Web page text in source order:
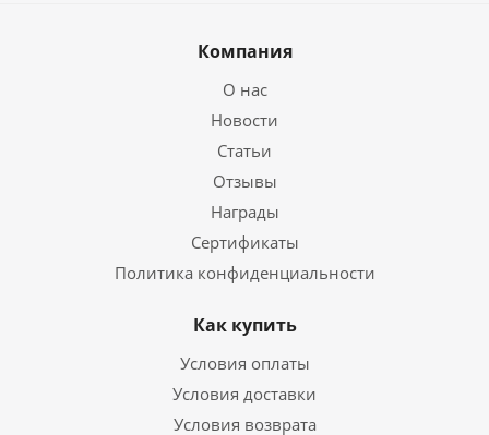
Компания
О нас
Новости
Статьи
Отзывы
Награды
Сертификаты
Политика конфиденциальности
Как купить
Условия оплаты
Условия доставки
Условия возврата